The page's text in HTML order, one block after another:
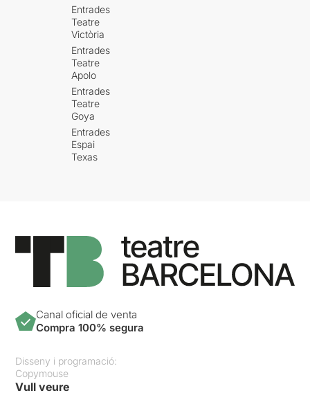
Entrades
Teatre
Victòria
Entrades
Teatre
Apolo
Entrades
Teatre
Goya
Entrades
Espai
Texas
Canal oficial de venta
Compra 100% segura
Disseny i programació:
Copymouse
Vull veure